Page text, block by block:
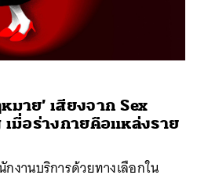
าย’ เสียงจาก Sex
มื่อร่างกายคือแหล่งราย
งานบริการด้วยทางเลือกใน